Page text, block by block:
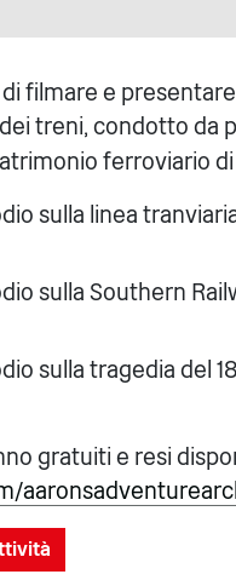
filmare e
treni, condotto da
ferroviario di
sulla linea
sulla Southern
sulla tragedia del
gratuiti e resi